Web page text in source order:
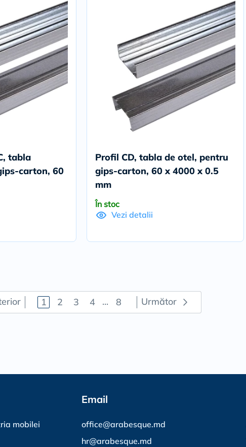
tabla
carton, 60
Profil CD, tabla de otel, pentru
gips-carton, 60 x 4000 x 0.5
mm
În stoc
Vezi detalii
1 2 3 4 ... 8 Următor
mobilei
Email
office@arabesque.md
hr@arabesque.md